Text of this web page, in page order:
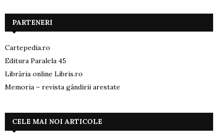
PARTENERI
Cartepedia.ro
Editura Paralela 45
Librăria online Libris.ro
Memoria – revista gândirii arestate
CELE MAI NOI ARTICOLE